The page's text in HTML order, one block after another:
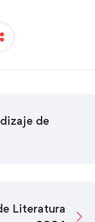
de
Literatura